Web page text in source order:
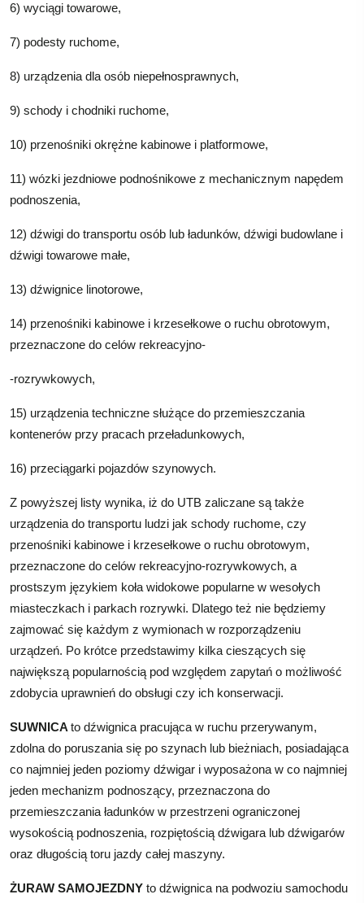
6) wyciągi towarowe,
7) podesty ruchome,
8) urządzenia dla osób niepełnosprawnych,
9) schody i chodniki ruchome,
10) przenośniki okrężne kabinowe i platformowe,
11) wózki jezdniowe podnośnikowe z mechanicznym napędem
podnoszenia,
12) dźwigi do transportu osób lub ładunków, dźwigi budowlane i
dźwigi towarowe małe,
13) dźwignice linotorowe,
14) przenośniki kabinowe i krzesełkowe o ruchu obrotowym,
przeznaczone do celów rekreacyjno-
-rozrywkowych,
15) urządzenia techniczne służące do przemieszczania
kontenerów przy pracach przeładunkowych,
16) przeciągarki pojazdów szynowych.
Z powyższej listy wynika, iż do UTB zaliczane są także
urządzenia do transportu ludzi jak schody ruchome, czy
przenośniki kabinowe i krzesełkowe o ruchu obrotowym,
przeznaczone do celów rekreacyjno-rozrywkowych, a
prostszym językiem koła widokowe popularne w wesołych
miasteczkach i parkach rozrywki. Dlatego też nie będziemy
zajmować się każdym z wymionach w rozporządzeniu
urządzeń. Po krótce przedstawimy kilka cieszących się
największą popularnością pod względem zapytań o możliwość
zdobycia uprawnień do obsługi czy ich konserwacji.
SUWNICAto dźwignica pracująca w ruchu przerywanym,
zdolna do poruszania się po szynach lub bieżniach, posiadająca
co najmniej jeden poziomy dźwigar i wyposażona w co najmniej
jeden mechanizm podnoszący, przeznaczona do
przemieszczania ładunków w przestrzeni ograniczonej
wysokością podnoszenia, rozpiętością dźwigara lub dźwigarów
oraz długością toru jazdy całej maszyny.
ŻURAW SAMOJEZDNY to dźwignica na podwoziu samochodu